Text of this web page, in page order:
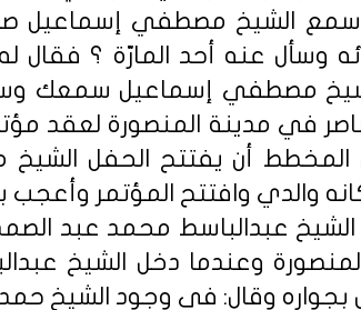
سمع الشيخ مصطفي إسماعيل
وسأل عنه أحد المارّة ؟
الشيخ مصطفي إسماعيل سمعك
في مدينة المنصورة
المخطط أن يفتتح الحفل
والدي وافتتح المؤتمر وأعجب
عبدالباسط محمد عبد
وعندما دخل الشيخ
بجواره وقال: في وجود الشيخ